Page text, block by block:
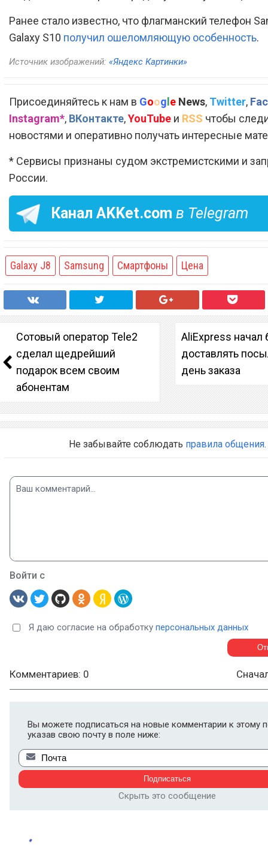
Ранее стало известно, что флагманский телефон
Galaxy S10 получил ошеломляющую особенность.
Источник изображений: «Яндекс Картинки»
Присоединяйтесь к нам в Goog e News, Twitter,
Instagram*, ВКонтакте,YouTube и RSS чтобы
новостями и оперативно получать интересные
* Сервисы признаны судом экстремистскими и
России.
Канал AKKet.com в Telegram
Galaxy J8 Samsung Смартфоны Цена
Сотовый оператор Tele2
сделал щедрейший
подарок всем своим
абонентам
AliExpress начал
доставлять
день заказа
Не забывайте соблюдать правила общения.
Войти с
Я даю согласие на обработку персональных данных
Комментариев: 0
Вы можете подписаться на новые комментарии к этому
указав свою почту в поле ниже:
Скрыть это сообщение